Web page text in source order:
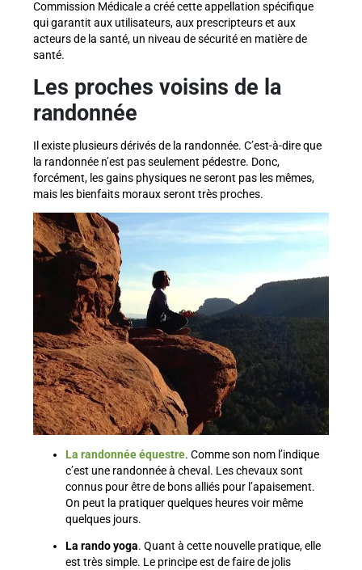
Commission Médicale a créé cette appellation spécifique
qui garantit aux utilisateurs, aux prescripteurs et aux
acteurs de la santé, un niveau de sécurité en matière de
santé.
Les proches voisins de la
randonnée
Il existe plusieurs dérivés de la randonnée. C’est-à-dire que
la randonnée n’est pas seulement pédestre. Donc,
forcément, les gains physiques ne seront pas les mêmes,
mais les bienfaits moraux seront très proches.
La randonnée équestre. Comme son nom l’indique
c’est une randonnée à cheval. Les chevaux sont
connus pour être de bons alliés pour l’apaisement.
On peut la pratiquer quelques heures voir même
quelques jours.
La rando yoga. Quant à cette nouvelle pratique, elle
est très simple. Le principe est de faire de jolis